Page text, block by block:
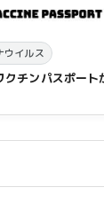
ウイルス
クチンパスポート